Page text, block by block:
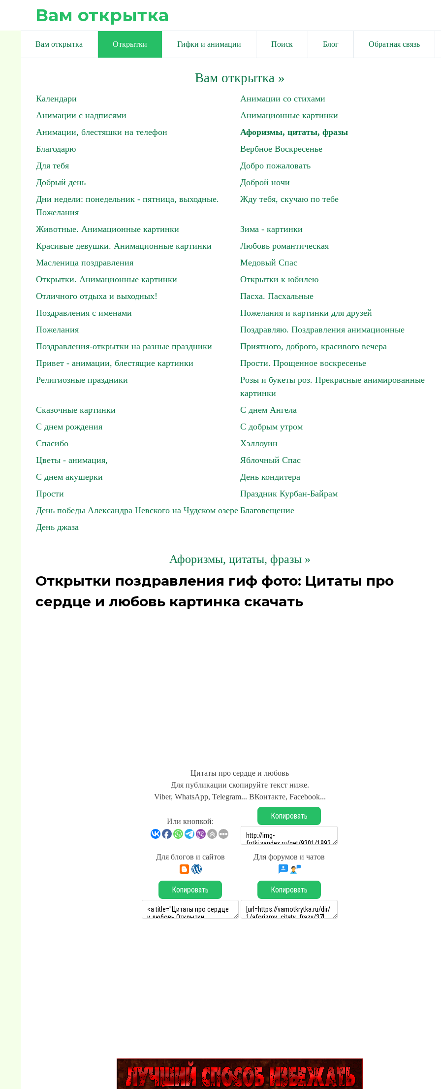
Вам открытка
Вам открытка Открытки Гифки и анимации Поиск Блог Обратная связь
Вам открытка»
Календари
Анимации со стихами
Анимации с надписями
Анимационные картинки
Анимации, блестяшки на телефон
Афоризмы, цитаты, фразы
Благодарю
Вербное Воскресенье
Для тебя
Добро пожаловать
Добрый день
Доброй ночи
Дни недели: понедельник - пятница, выходные.
Пожелания
Жду тебя, скучаю по тебе
Животные. Анимационные картинки
Зима - картинки
Красивые девушки. Анимационные картинки
Любовь романтическая
Масленица поздравления
Медовый Спас
Открытки. Анимационные картинки
Открытки к юбилею
Отличного отдыха и выходных!
Пасха. Пасхальные
Поздравления с именами
Пожелания и картинки для друзей
Пожелания
Поздравляю. Поздравления анимационные
Поздравления-открытки на разные праздники
Приятного, доброго, красивого вечера
Привет - анимации, блестящие картинки
Прости. Прощенное воскресенье
Религиозные праздники
Розы и букеты роз. Прекрасные анимированные
картинки
Сказочные картинки
С днем Ангела
С днем рождения
С добрым утром
Спасибо
Хэллоуин
Цветы - анимация,
Яблочный Спас
С днем акушерки
День кондитера
Прости
Праздник Курбан-Байрам
День победы Александра Невского на Чудском озере Благовещение
День джаза
Афоризмы, цитаты, фразы »
Открытки поздравления гиф фото: Цитаты про
сердце и любовь картинка скачать
Цитаты про сердце и любовь
Для публикации скопируйте текст ниже.
Viber, WhatsApp, Telegram... ВКонтакте, Facebook...
Или кнопкой:
Копировать
Для блогов и сайтов Для форумов и чатов
Копировать Копировать